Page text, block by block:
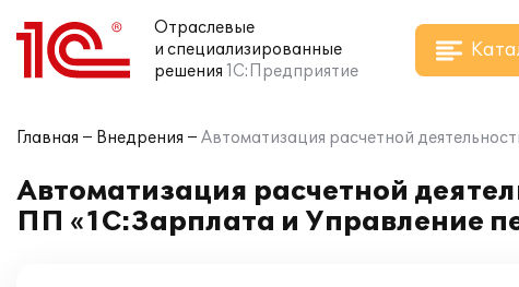
Отраслевые
и специализированные
решения 1С:Предприятие
Главная Внедрения Автоматизация расчетной
Автоматизация расчетной
ПП «1С:Зарплата и Управление